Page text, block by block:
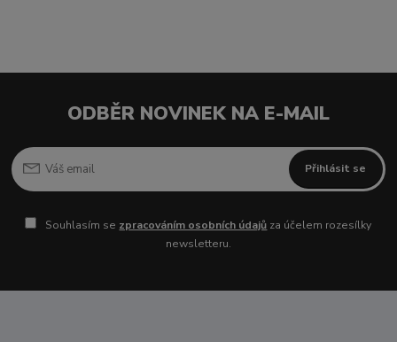
ODBĚR NOVINEK NA E-MAIL
Přihlásit se
Souhlasím se zpracováním osobních údajů za účelem rozesílky
newsletteru.